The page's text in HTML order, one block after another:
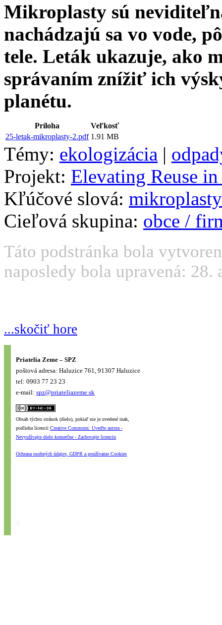
Mikroplasty sú
nachádzajú sa vo vode,
tele. Leták ukazuje, ako
správaním znížiť ich
planétu.
Príloha
Veľkosť
25-letak-mikroplasty-2.pdf 1.91 MB
Témy: ekologizácia |
Projekt: Elevating Reuse
Kľúčové slová: mikroplasty
Cieľová skupina: obce /
Táto podstránka bola
naposledy bola upravená:
...skočiť hore
Priatelia Zeme – SPZ
poštová adresa: Haluzice 761, 91307 Haluzice
tel: 0903 77 23 23
e-mail: spz@priateliazeme.sk
Obsah týchto stránok (dielo), pokiaľ nie je uvedené inak,
podlieha licencii Creative Commons: Uveďte autora -
Nevyužívajte dielo komerčne - Zachovajte licenciu
Ochrana osobných údajov, GDPR a používanie Cookies